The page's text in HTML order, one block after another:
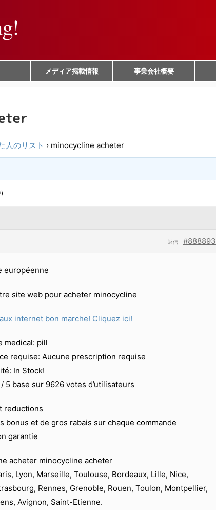
メディア掲載情報 事業会社概要
人のリスト › minocycline acheter
#888893
返信
européenne
site web pour acheter minocycline
internet bon marche! Cliquez ici!
medical: pill
requise: Aucune prescription requise
In Stock!
5 base sur 9626 votes d’utilisateurs
reductions
bonus et de gros rabais sur chaque commande
garantie
acheter minocycline acheter
Lyon, Marseille, Toulouse, Bordeaux, Lille, Nice,
Rennes, Grenoble, Rouen, Toulon, Montpellier,
Avignon, Saint-Etienne.